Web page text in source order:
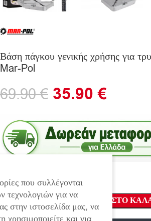
Βάση πάγκου γενικής χρήσης για
Mar-Pol
69.90€ 35.90€
ΠΡΟΣΘΉΚΗ ΣΤΟ
που συλλέγονται
για να
στην ιστοσελίδα μας, να
και για